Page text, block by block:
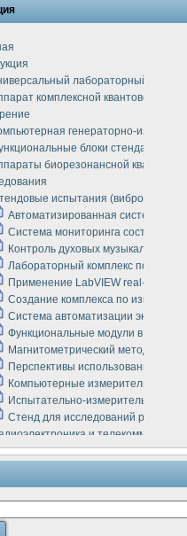
лабораторный стенд
комплексной квантовой
генераторно-
блоки стенда
биорезонансной квантовой
испытания
Автоматизированная система
Система мониторинга состояния
Контроль духовых музыкальных
Лабораторный комплекс по
Применение LabVIEW real-time
Создание комплекса по
Система автоматизации
Функциональные модули в
Магнитометрический метод в
Перспективы использования
Компьютерные измерительные
Испытательно-измерительный
Стенд для исследований рабочих
и телекоммуникации
LabVIEW в расчетах радиолиний
Аппаратно-программный
Виртуальный лабораторный
Измерение шумовых параметров
Измерительный преобразователь